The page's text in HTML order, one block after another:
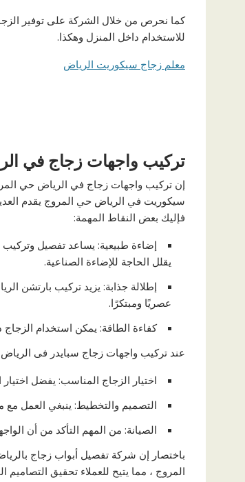
كما نحرص من خلال الشركة على توفير
للاستخدام داخل المنزل وهكذا.
معلم زجاج سيكوريت الرياض
تركيب واجهات زجاج في
إن تركيب واجهات زجاج في الرياض حي
سيكوريت في الرياض حي المروج يقدم العديد
فإليك بعض النقاط المهمة:
إضاءة طبيعية: يساعد تفصيل
يقلل الحاجة للإضاءة الصناعية.
إطلالة جذابة: يزيد تركيب بارتشن
عصريًا ومبتكرًا.
كفاءة الطاقة: يمكن استخدام
عند تركيب واجهات زجاج سبايدر فى
اختيار الزجاج المناسب: يفضل اختيار
التصميم والتخطيط: ينبغي العمل
الصيانة: من المهم التأكد من أن
باختصار إن شركة تفصيل أبواب زجاج
المروج ، مما يتيح للعملاء تحقيق التصاميم